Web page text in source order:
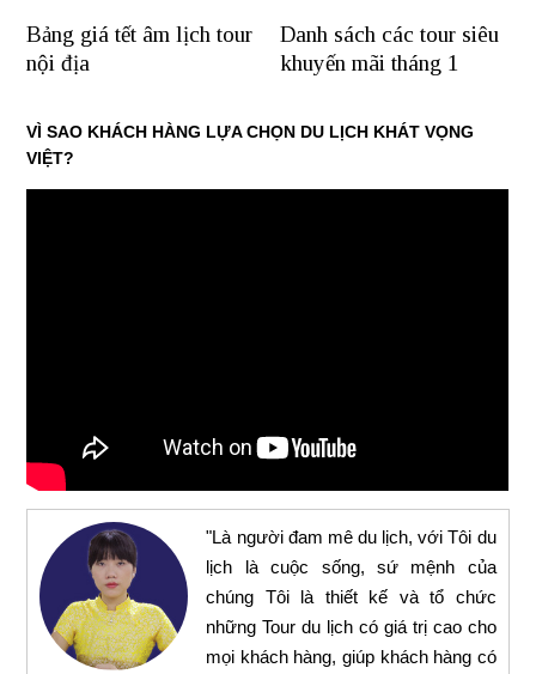
Bảng giá tết âm lịch tour
nội địa
Danh sách các tour siêu
khuyến mãi tháng 1
VÌ SAO KHÁCH HÀNG LỰA CHỌN DU LỊCH KHÁT VỌNG
VIỆT?
"Là người đam mê du lịch, với Tôi du
lịch là cuộc sống, sứ mệnh của
chúng Tôi là thiết kế và tổ chức
những Tour du lịch có giá trị cao cho
mọi khách hàng, giúp khách hàng có